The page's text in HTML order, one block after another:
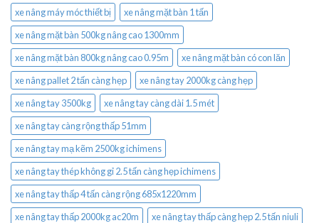
xe nâng máy móc thiết bị
xe nâng mặt bàn 1 tấn
xe nâng mặt bàn 500kg nâng cao 1300mm
xe nâng mặt bàn 800kg nâng cao 0.95m
xe nâng mặt bàn có con lăn
xe nâng pallet 2 tấn càng hẹp
xe nâng tay 2000kg càng hẹp
xe nâng tay 3500kg
xe nâng tay càng dài 1.5 mét
xe nâng tay càng rộng thấp 51mm
xe nâng tay mạ kẽm 2500kg ichimens
xe nâng tay thép không gỉ 2.5 tấn càng hẹp ichimens
xe nâng tay thấp 4 tấn càng rộng 685x1220mm
xe nâng tay thấp 2000kg ac20m
xe nâng tay thấp càng hẹp 2.5 tấn niuli